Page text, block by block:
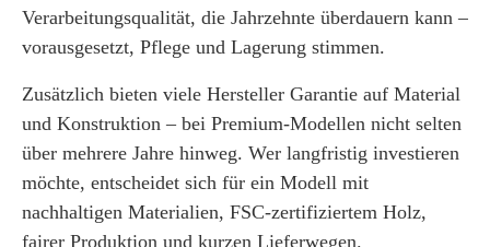
Verarbeitungsqualität, die Jahrzehnte überdauern kann –
vorausgesetzt, Pflege und Lagerung stimmen.
Zusätzlich bieten viele Hersteller Garantie auf Material
und Konstruktion – bei Premium-Modellen nicht selten
über mehrere Jahre hinweg. Wer langfristig investieren
möchte, entscheidet sich für ein Modell mit
nachhaltigen Materialien, FSC-zertifiziertem Holz,
fairer Produktion und kurzen Lieferwegen.